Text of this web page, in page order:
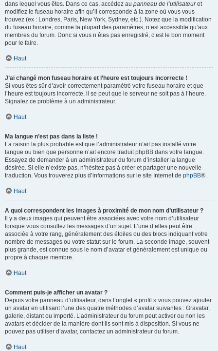
dans lequel vous êtes. Dans ce cas, accédez au panneau de l’utilisateuret
modifiez le fuseau horaire afin qu’il corresponde à la zone où vous vous
trouvez (ex : Londres, Paris, New York, Sydney, etc.). Notez que la modification
du fuseau horaire, comme la plupart des paramètres, n’est accessible qu’aux
membres du forum. Donc si vous n’êtes pas enregistré, c’est le bon moment
pour le faire.
Haut
J’ai changé mon fuseau horaire et l’heure est toujours incorrecte !
Si vous êtes sûr d’avoir correctement paramétré votre fuseau horaire et que
l’heure est toujours incorrecte, il se peut que le serveur ne soit pas à l’heure.
Signalez ce problème à un administrateur.
Haut
Ma langue n’est pas dans la liste !
La raison la plus probable est que l’administrateur n’ait pas installé votre
langue ou bien que personne n’ait encore traduit phpBB dans votre langue.
Essayez de demander à un administrateur du forum d’installer la langue
désirée. Si elle n’existe pas, n’hésitez pas à créer et partager une nouvelle
traduction. Vous trouverez plus d’informations sur le site Internet de phpBB®.
Haut
A quoi correspondent les images à proximité de mon nom d’utilisateur ?
Il y a deux images qui peuvent être associées avec votre nom d’utilisateur
lorsque vous consultez les messages d’un sujet. L’une d’elles peut être
associée à votre rang, généralement des étoiles ou des blocs indiquant votre
nombre de messages ou votre statut sur le forum. La seconde image, souvent
plus grande, est connue sous le nom d’avatar et généralement est unique ou
propre à chaque membre.
Haut
Comment puis-je afficher un avatar ?
Depuis votre panneau d’utilisateur, dans l’onglet « profil » vous pouvez ajouter
un avatar en utilisant l’une des quatre méthodes d’avatar suivantes : Gravatar,
galerie, distant ou importé. L’administrateur du forum peut activer ou non les
avatars et décider de la manière dont ils sont mis à disposition. Si vous ne
pouvez pas utiliser d’avatar, contactez un administrateur du forum.
Haut